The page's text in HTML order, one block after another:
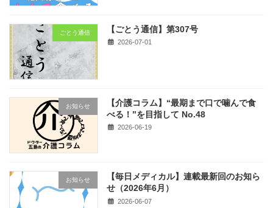
ごとう通信 【ごとう通信】第307号
2026-07-01
お知らせ
【介護コラム】“最期まで口で噛んで食
べる！”を目指して No.48
2026-06-19
お知らせ
【毎日メディカル】連載最新回のお知ら
せ（2026年6月）
2026-06-07